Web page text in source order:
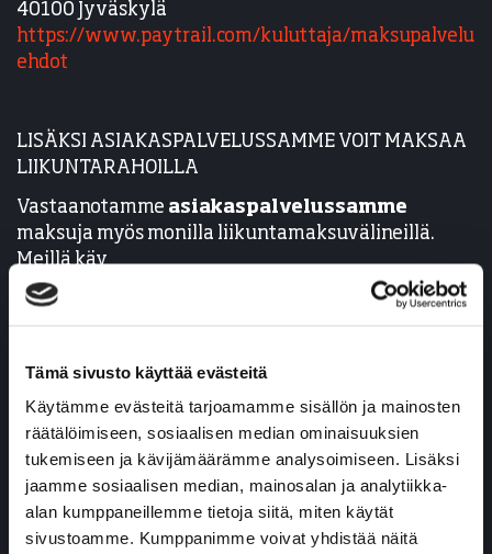
Tämä sivusto käyttää evästeitä
Käytämme evästeitä tarjoamamme sisällön ja mainosten
räätälöimiseen, sosiaalisen median ominaisuuksien
tukemiseen ja kävijämäärämme analysoimiseen. Lisäksi
jaamme sosiaalisen median, mainosalan ja analytiikka-
alan kumppaneillemme tietoja siitä, miten käytät
sivustoamme. Kumppanimme voivat yhdistää näitä
40100 Jyväskylä
https://www.paytrail.com/kuluttaja/maksupalvelu
ehdot
LISÄKSI ASIAKASPALVELUSSAMME VOIT MAKSAA
LIIKUNTARAHOILLA
Vastaanotamme asiakaspalvelussamme
maksuja myös monilla liikuntamaksuvälineillä.
Meillä käy
Smartum liikunta- ja kulttuurisetelit
sekä näiden mobiiliversiot.